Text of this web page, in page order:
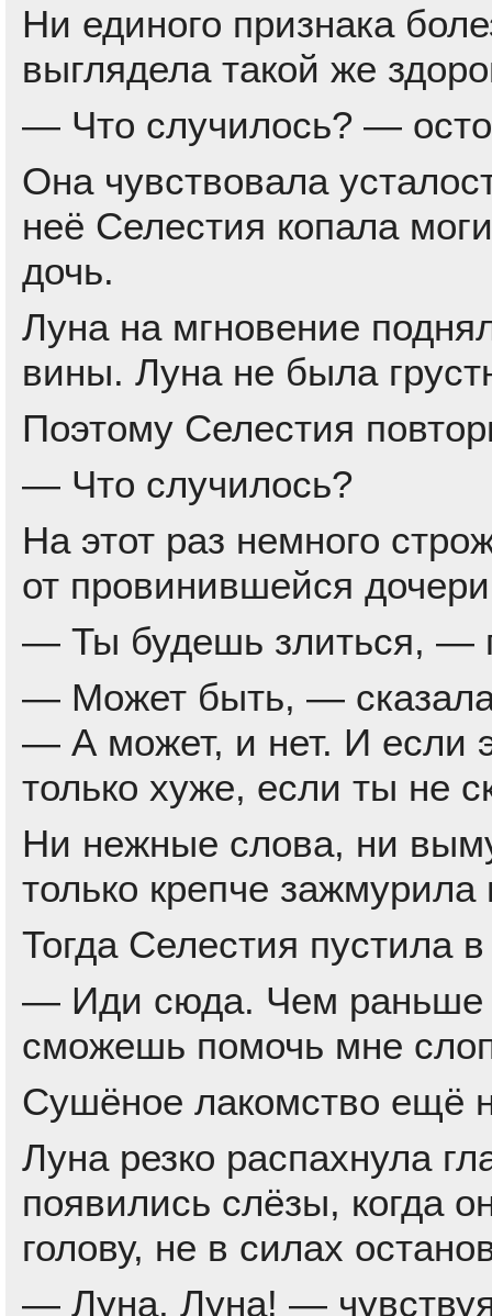
Ни единого признака
выглядела такой же
— Что случилось? —
Она чувствовала
неё Селестия копала
дочь.
Луна на мгновение
вины. Луна не была
Поэтому Селестия
— Что случилось?
На этот раз немного
от провинившейся
— Ты будешь злиться, —
— Может быть, —
— А может, и нет. И если
только хуже, если ты не
Ни нежные слова, ни
только крепче зажмурила
Тогда Селестия пустила
— Иди сюда. Чем раньше
сможешь помочь мне
Сушёное лакомство ещё
Луна резко распахнула
появились слёзы, когда
голову, не в силах
— Луна, Луна! —